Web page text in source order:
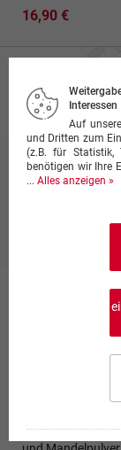
16,90 €
Produktinfo
mit
mit milder
Interessen
Auf
und Dritten zum
(z.B. für Statistik,
benötigen wir Ihre
... Alles anzeigen »